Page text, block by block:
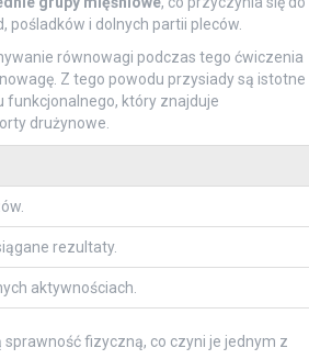
pośladków i dolnych partii pleców.
równowagi podczas tego ćwiczenia
Z tego powodu przysiady są istotne
funkcjonalnego, który znajduje
drużynowe.
rezultaty.
aktywnościach.
fizyczną, co czyni je jednym z